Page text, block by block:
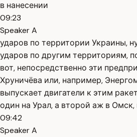
в нанесении
09:23
Speaker A
ударов по территории Украины,
ударов по другим территориям,
вот, непосредственно эти
Хруничёва или, например,
выпускает двигатели к этим
один на Урал, а второй аж в
09:42
Speaker A